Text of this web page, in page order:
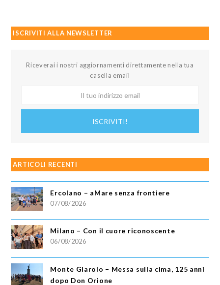
ISCRIVITI ALLA NEWSLETTER
Riceverai i nostri aggiornamenti direttamente nella tua
casella email
ISCRIVITI!
ARTICOLI RECENTI
Ercolano – aMare senza frontiere
07/08/2026
Milano – Con il cuore riconoscente
06/08/2026
Monte Giarolo – Messa sulla cima, 125 anni
dopo Don Orione